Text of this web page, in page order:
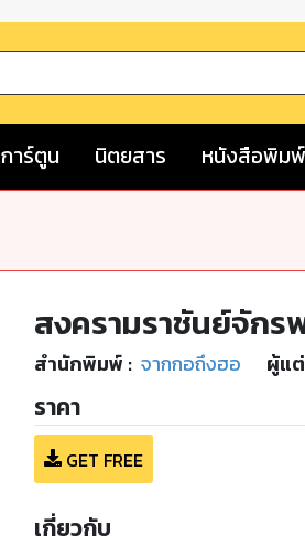
การ์ตูน นิตยสาร หนังสือพิมพ์
สงครามราชันย์จักร
สำนักพิมพ์ : จากกอถึงฮอ ผู้แ
ราคา
GET FREE
เกี่ยวกับ